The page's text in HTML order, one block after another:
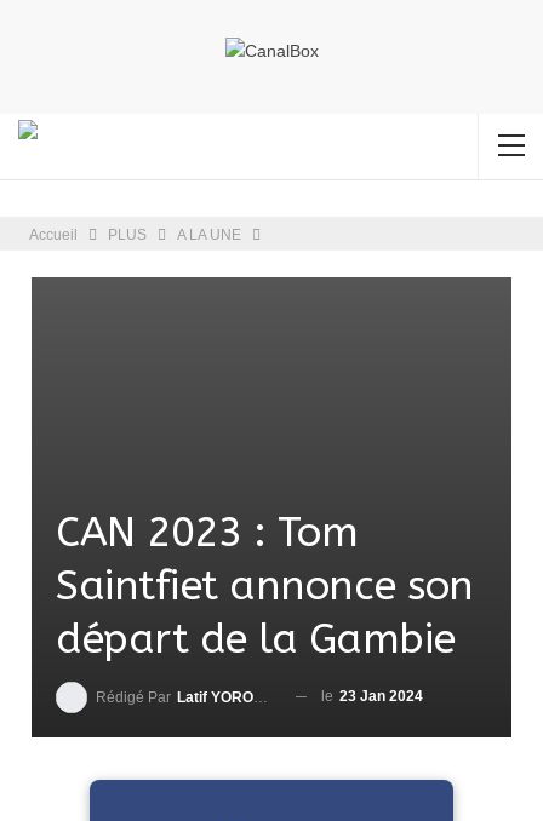
Accueil PLUS A LA UNE
CAN 2023 : Tom
Saintfiet annonce son
départ de la Gambie
Rédigé Par Latif YOROUMA le 23 Jan 2024